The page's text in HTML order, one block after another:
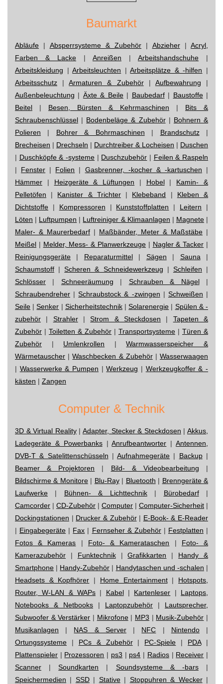
Baumarkt
Abläufe | Absperrsysteme & Zubehör | Abzieher| Acryl,
Farben & Lacke | Anreißen | Arbeitshandschuhe |
Arbeitskleidung |Arbeitsleuchten |Arbeitsplätze & -hilfen |
Arbeitsschutz |Armaturen & Zubehör| Aufbewahrung |
Außenbeleuchtung | Äxte & Beile| Baubedarf| Baustoffe|
Beitel | Besen, Bürsten & Kehrmaschinen | Bits &
Schraubenschlüssel | Bodenbeläge & Zubehör| Bohnern &
Polieren | Bohrer & Bohrmaschinen | Brandschutz|
Brecheisen | Drechseln | Durchtreiber & Locheisen | Duschen
| Duschköpfe & -systeme | Duschzubehör | Feilen & Raspeln
| Fenster | Folien | Gasbrenner, -kocher & -kartuschen |
Hämmer | Heizgeräte & Lüftungen | Hobel| Kamin- &
Pelletöfen | Kanister & Trichter| Klebeband | Kleben &
Dichtstoffe | Kompressoren | Kunststoffplatten | Leitern |
Löten | Luftpumpen | Luftreiniger & Klimaanlagen | Magnete|
Maler- & Maurerbedarf | Maßbänder, Meter & Maßstäbe |
Meißel | Melder, Mess- & Planwerkzeuge | Nagler & Tacker |
Reinigungsgeräte | Reparaturmittel| Sägen | Sauna |
Schaumstoff |Scheren & Schneidewerkzeug | Schleifen |
Schlösser | Schneeräumung | Schrauben & Nägel|
Schraubendreher |Schraubstock & -zwingen | Schweißen |
Seile |Senker | Sicherheitstechnik|Solarenergie | Spülen & -
zubehör | Strahler|Strom & Steckdosen | Tapeten &
Zubehör | Toiletten & Zubehör | Transportsysteme | Türen &
Zubehör | Umlenkrollen |Warmwasserspeicher &
Wärmetauscher |Waschbecken & Zubehör|Wasserwaagen
| Wasserwerke & Pumpen |Werkzeug | Werkzeugkoffer & -
kästen | Zangen
Computer & Technik
3D & Virtual Reality|Adapter, Stecker & Steckdosen |Akkus,
Ladegeräte & Powerbanks|Anrufbeantworter |Antennen,
DVB-T & Satelittenschüsseln |Aufnahmegeräte | Backup|
Beamer & Projektoren | Bild- & Videobearbeitung |
Bildschirme & Monitore| Blu-Ray| Bluetooth | Brenngeräte &
Laufwerke | Bühnen- & Lichttechnik| Bürobedarf|
Camcorder | CD-Zubehör | Computer | Computer-Sicherheit |
Dockingstationen | Drucker & Zubehör| E-Book- & E-Reader
| Eingabegeräte | Fax | Fernseher & Zubehör| Festplatten |
Fotos & Kameras | Foto- & Kamerataschen | Foto- &
Kamerazubehör | Funktechnik|Grafikkarten | Handy &
Smartphone | Handy-Zubehör | Handytaschen und -schalen |
Headsets & Kopfhörer | Home Entertainment| Hotspots,
Router, W-LAN & WAPs | Kabel| Kartenleser | Laptops,
Notebooks & Netbooks | Laptopzubehör | Lautsprecher,
Subwoofer & Verstärker | Mikrofone| MP3 | Musik-Zubehör |
Musikanlagen | NAS & Server| NFC | Nintendo|
Ortungssysteme | PCs & Zubehör| PC-Spiele | PDA|
Plattenspieler | Prozessoren | ps3 | ps4 | Radios| Receiver |
Scanner |Soundkarten | Soundsysteme & -bars|
Speichermedien | SSD| Stative| Stoppuhren & Wecker|